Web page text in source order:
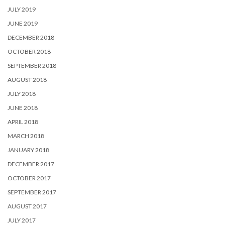
JULY 2019
JUNE 2019
DECEMBER 2018
OCTOBER 2018
SEPTEMBER 2018
AUGUST 2018
JULY 2018
JUNE 2018
APRIL 2018
MARCH 2018
JANUARY 2018
DECEMBER 2017
OCTOBER 2017
SEPTEMBER 2017
AUGUST 2017
JULY 2017